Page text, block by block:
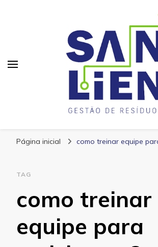
Página inicial como treinar equipe
TAG
como treinar
equipe para